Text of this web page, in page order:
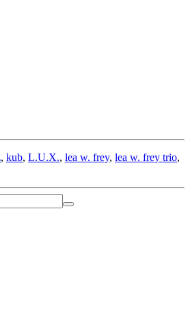
, kub, L.U.X., lea w. frey, lea w. frey trio,